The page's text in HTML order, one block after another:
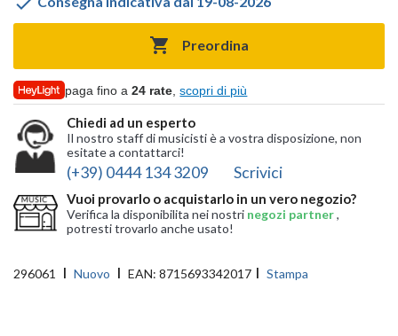
 Preordina
paga fino a24 rate ,scopri di più
Chiedi ad un esperto
Il nostro staff di musicisti è a vostra disposizione, non
esitate a contattarci!
(+39) 0444 134 3209 Scrivici
Vuoi provarlo o acquistarlo in un vero negozio?
Verifica la disponibilita nei nostri negozi partner,
potresti trovarlo anche usato!
296061 Nuovo EAN: 8715693342017 Stampa